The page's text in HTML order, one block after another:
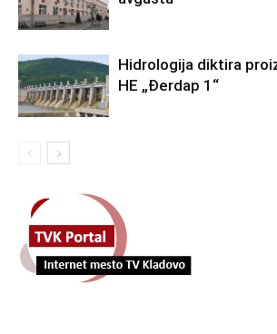
Hidrologija diktira
HE „Đerdap 1“